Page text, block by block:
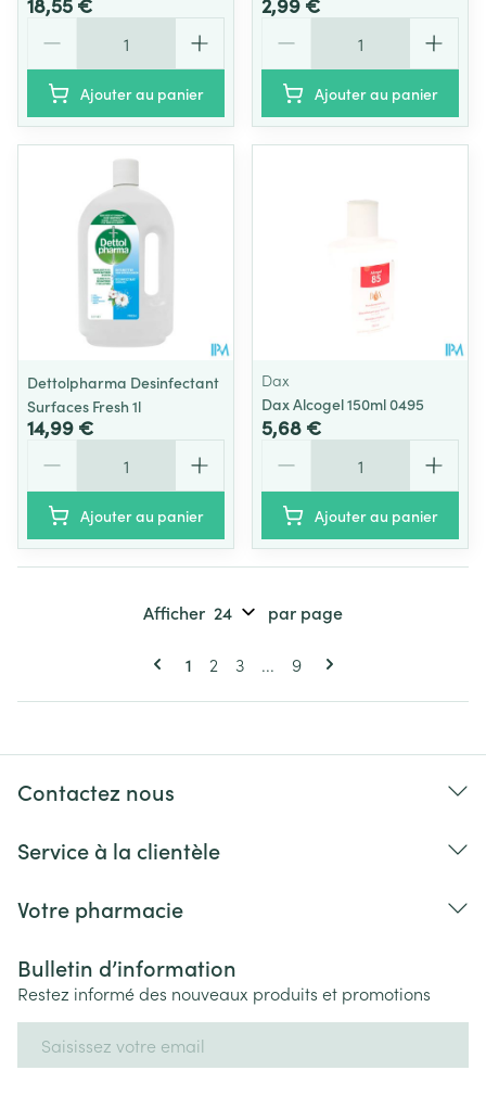
Ajouter au panier Ajouter au panier
Dettolpharma Desinfectant
Surfaces Fresh 1l
14,99 €
Ajouter au panier
Dax
Dax Alcogel 150ml 0495
5,68 €
Ajouter au panier
Pages
Vous lisez actuellement la page
1 Page
2 Page
3 ... Page
9
Afficher par page
Contactez nous
Service à la clientèle
Votre pharmacie
Bulletin d’information
Restez informé des nouveaux produits et promotions